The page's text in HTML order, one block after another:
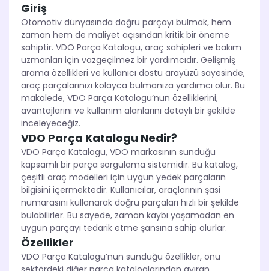
Giriş
Otomotiv dünyasında doğru parçayı bulmak, hem
zaman hem de maliyet açısından kritik bir öneme
sahiptir. VDO Parça Katalogu, araç sahipleri ve bakım
uzmanları için vazgeçilmez bir yardımcıdır. Gelişmiş
arama özellikleri ve kullanıcı dostu arayüzü sayesinde,
araç parçalarınızı kolayca bulmanıza yardımcı olur. Bu
makalede, VDO Parça Katalogu’nun özelliklerini,
avantajlarını ve kullanım alanlarını detaylı bir şekilde
inceleyeceğiz.
VDO Parça Katalogu Nedir?
VDO Parça Katalogu, VDO markasının sunduğu
kapsamlı bir parça sorgulama sistemidir. Bu katalog,
çeşitli araç modelleri için uygun yedek parçaların
bilgisini içermektedir. Kullanıcılar, araçlarının şasi
numarasını kullanarak doğru parçaları hızlı bir şekilde
bulabilirler. Bu sayede, zaman kaybı yaşamadan en
uygun parçayı tedarik etme şansına sahip olurlar.
Özellikler
VDO Parça Katalogu’nun sunduğu özellikler, onu